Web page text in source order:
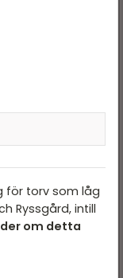
ett stall(17)
A.
för torv som låg
Ryssgård, intill
om detta